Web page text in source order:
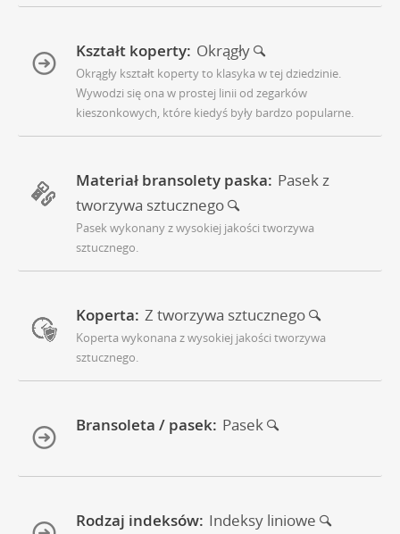
Kształt koperty: Okrągły
Okrągły kształt koperty to klasyka w tej dziedzinie.
Wywodzi się ona w prostej linii od zegarków
kieszonkowych, które kiedyś były bardzo popularne.
Materiał bransolety paska: Pasek z
tworzywa sztucznego
Pasek wykonany z wysokiej jakości tworzywa
sztucznego.
Koperta: Z tworzywa sztucznego
Koperta wykonana z wysokiej jakości tworzywa
sztucznego.
Bransoleta / pasek: Pasek
Rodzaj indeksów: Indeksy liniowe